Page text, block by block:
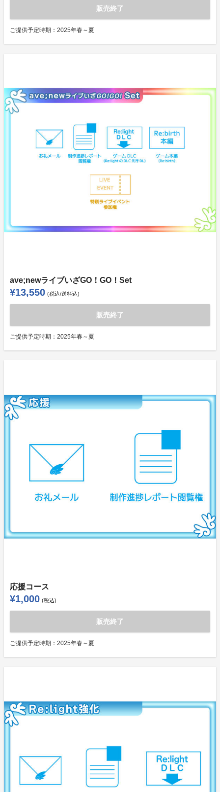
販売終了
ご提供予定時期： 2025年春～夏
ave;newライブいざGO！GO！Set
¥13,550 (税込/送料込)
販売終了
ご提供予定時期： 2025年春～夏
応援コース
¥1,000 (税込)
販売終了
ご提供予定時期： 2025年春～夏